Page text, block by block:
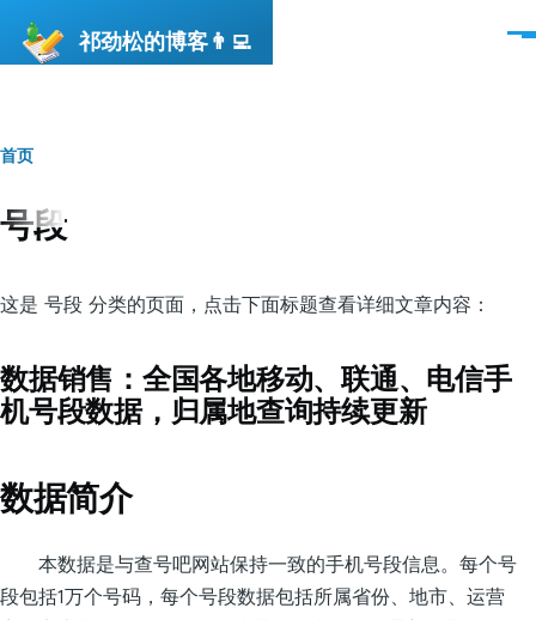
祁劲松的博客👨‍💻
菜
面
包
屑
首页
号段
这是 号段 分类的页面，点击下面标题查看详细文章内容：
数据销售：全国各地移动、联通、电信手
机号段数据，归属地查询持续更新
数据简介
本数据是与查号吧网站保持一致的手机号段信息。每个号
段包括1万个号码，每个号段数据包括所属省份、地市、运营